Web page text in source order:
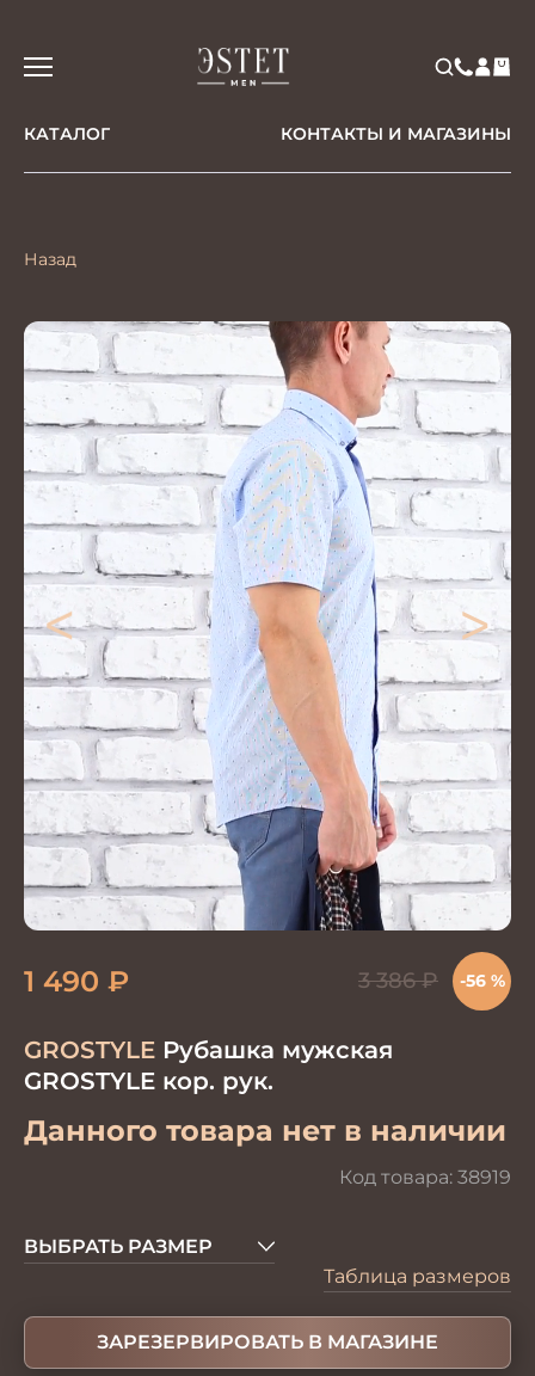
КАТАЛОГ КОНТАКТЫ И МАГАЗИНЫ
Назад
< >
GROSTYLE Рубашка мужская
GROSTYLE кор. рук.
Данного товара нет в наличии
Код товара: 38919
1 490 ₽ 3 386₽ -56 %
ВЫБРАТЬ РАЗМЕР
Таблица размеров
ЗАРЕЗЕРВИРОВАТЬ В МАГАЗИНЕ